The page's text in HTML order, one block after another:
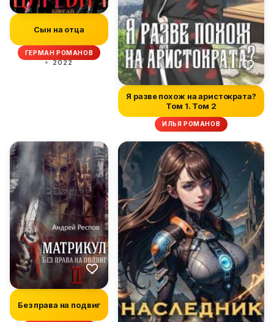
Сын на отца
ГЕРМАН РОМАНОВ
2022
Я разве похож на аристократа?
Том 1. Том 2
ИЛЬЯ РОМАНОВ
Без права на подвиг